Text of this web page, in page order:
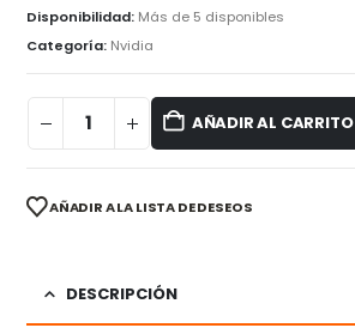
Disponibilidad: Más de 5 disponibles
Categoría: Nvidia
AÑADIR AL CARRITO
AÑADIR A LA LISTA DE DESEOS
DESCRIPCIÓN